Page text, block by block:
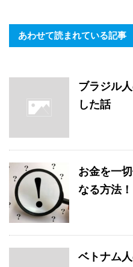
あわせて読まれている記事
ブラジル
した話
お金を一
なる方法
ベトナム